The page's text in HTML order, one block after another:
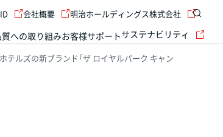
質への取り組みお客様サポートサステナビリティ
会社概要 明治ホールディングス株式会社
ルズの新ブランド「ザ ロイヤルパーク キャン